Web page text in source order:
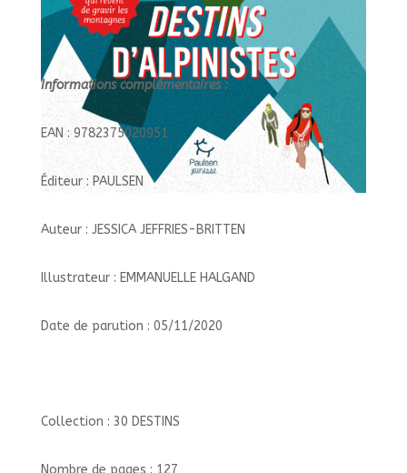
Informations complémentaires :
EAN : 9782375020951
Éditeur : PAULSEN
Auteur : JESSICA JEFFRIES-BRITTEN
Illustrateur : EMMANUELLE HALGAND
Date de parution : 05/11/2020
Collection : 30 DESTINS
Nombre de pages : 127